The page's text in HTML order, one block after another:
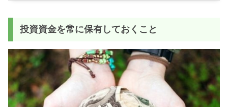
投資資金を常に保有しておくこと